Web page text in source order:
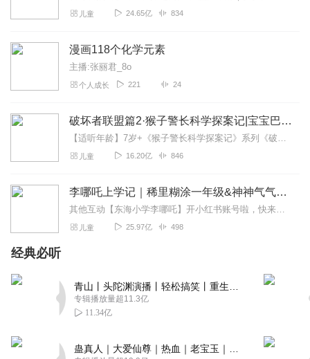
儿童 24.65亿 834
漫画118个化学元素
主播:张丽君_8o
个人成长 221 24
破坏者联盟篇2·猴子警长科学探案记|宝宝巴士故事
【适听年龄】7岁+《猴子警长科学探案记》系列《破坏者联盟篇1·猴子警长科学探案记》>>>《破坏者联盟篇2·猴子警长科学探案记》>>>《破坏者联盟篇3·猴子警长科...
儿童 16.20亿 846
李哪吒上学记｜稀里糊涂一年级&神神气气二年级
其他互动【东海小学李哪吒】开小红书账号啦，快来关注和李哪吒成为好朋友！有机会免费领儿童会员、官方周边！【点击加入】东海小学广播站圈子，更多互动！李哪吒全新冒险番...
儿童 25.97亿 498
经典必听
专辑播放量超11.3亿
11.34亿